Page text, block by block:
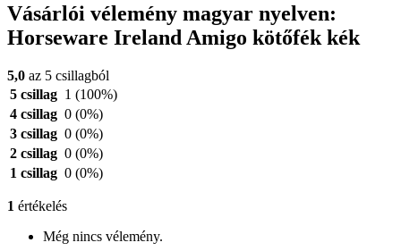
Vásárlói vélemény magyar nyelven:
Horseware Ireland Amigo kötőfék kék
5,0 az 5 csillagból
5 csillag 1 (100%)
4 csillag 0 (0%)
3 csillag 0 (0%)
2 csillag 0 (0%)
1 csillag 0 (0%)
1 értékelés
Még nincs vélemény.